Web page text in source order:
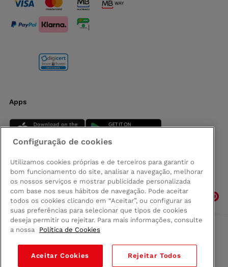
Apps
Siga-nos
Comprar na Madeira
Política de privacidad
Termos e Condições
Configuração de cookies
Utilizamos cookies próprias e de terceiros para garantir o
bom funcionamento do site, analisar a navegação, melhorar
os nossos serviços e mostrar publicidade personalizada
com base nos seus hábitos de navegação. Pode aceitar
todos os cookies clicando em “Aceitar”, ou configurar as
suas preferências para selecionar que tipos de cookies
deseja permitir ou rejeitar. Para mais informações, consulte
a nossa
Política de Cookies
Aceitar Cookies Rejeitar Todos